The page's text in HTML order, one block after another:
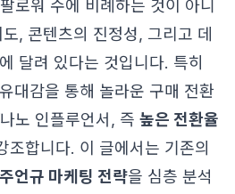
로워 수에 비례하는 것이 아니
, 콘텐츠의 진정성, 그리고 데
달려 있다는 것입니다. 특히
대감을 통해 놀라운 구매 전환
노 인플루언서, 즉 높은 전환율
조합니다. 이 글에서는 기존의
주언규 마케팅 전략을 심층 분석